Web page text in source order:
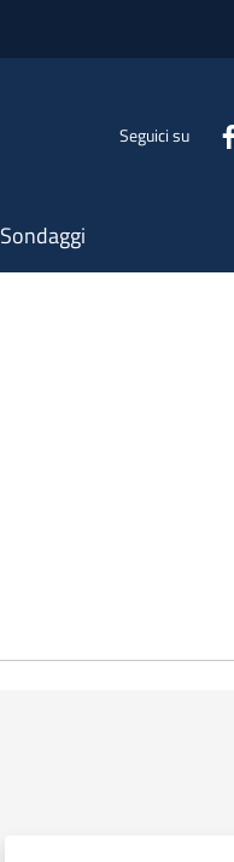
Seguici su
Sondaggi